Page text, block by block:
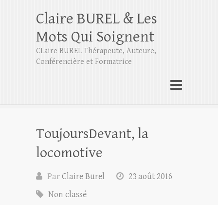
Claire BUREL & Les
Mots Qui Soignent
CLaire BUREL Thérapeute, Auteure,
Conférencière et Formatrice
ToujoursDevant, la
locomotive
ParClaire Burel
23 août 2016
Non classé